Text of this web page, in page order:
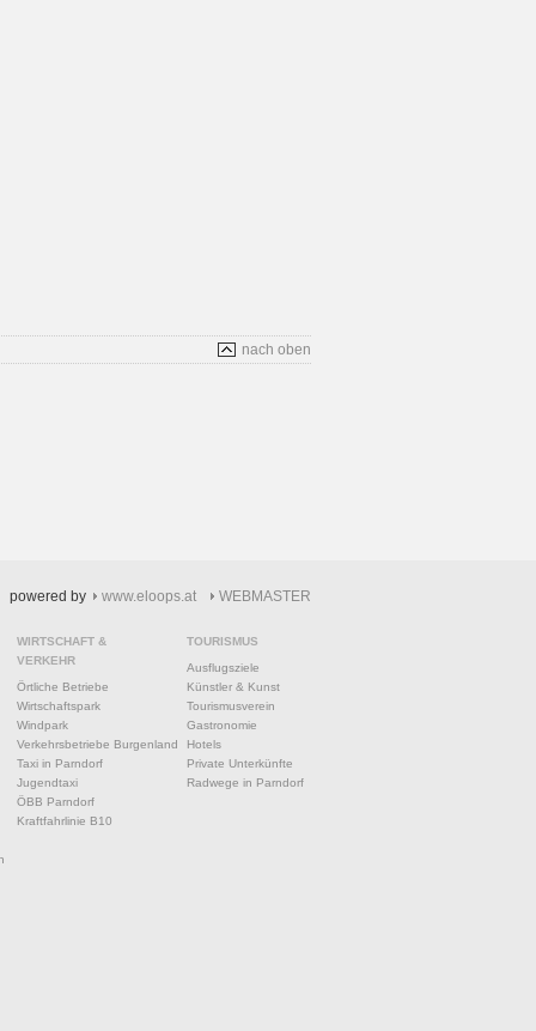
nach oben
powered by www.eloops.at WEBMASTER
WIRTSCHAFT &
VERKEHR
Örtliche Betriebe
Wirtschaftspark
Windpark
Verkehrsbetriebe Burgenland
Taxi in Parndorf
Jugendtaxi
ÖBB Parndorf
Kraftfahrlinie B10
TOURISMUS
Ausflugsziele
Künstler & Kunst
Tourismusverein
Gastronomie
Hotels
Private Unterkünfte
Radwege in Parndorf